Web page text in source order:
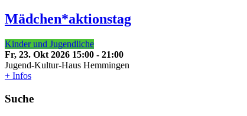
Mädchen*aktionstag
Kinder und Jugendliche
Fr, 23. Okt 2026 15:00 - 21:00
Jugend-Kultur-Haus Hemmingen
+ Infos
Suche